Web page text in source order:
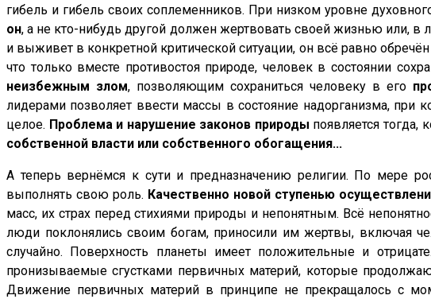
гибель и гибель своих соплеменников. При низком уровне
он, а не кто-нибудь другой должен жертвовать своей жизнью или, в
и выживет в конкретной критической ситуации, он всё равно
что только вместе противостоя природе, человек в состоянии
неизбежным злом, позволяющим сохраниться человеку в его
лидерами позволяет ввести массы в состояние надорганизма, при
целое. Проблема и нарушение законов природы появляется
собственной власти или собственного обогащения...
А теперь вернёмся к сути и предназначению религии. По мере
выполнять свою роль. Качественно новой ступенью
масс, их страх перед стихиями природы и непонятным. Всё
люди поклонялись своим богам, приносили им жертвы, включая
случайно. Поверхность планеты имеет положительные и
пронизываемые сгустками первичных материй, которые
Движение первичных материй в принципе не прекращалось с